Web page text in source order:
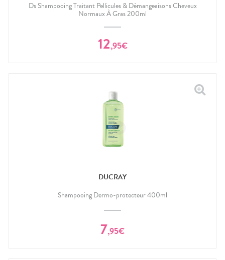
Ds Shampooing Traitant Pellicules & Démangeaisons Cheveux
Normaux À Gras 200ml
12,95€
DUCRAY
Shampooing Dermo-protecteur 400ml
7,95€